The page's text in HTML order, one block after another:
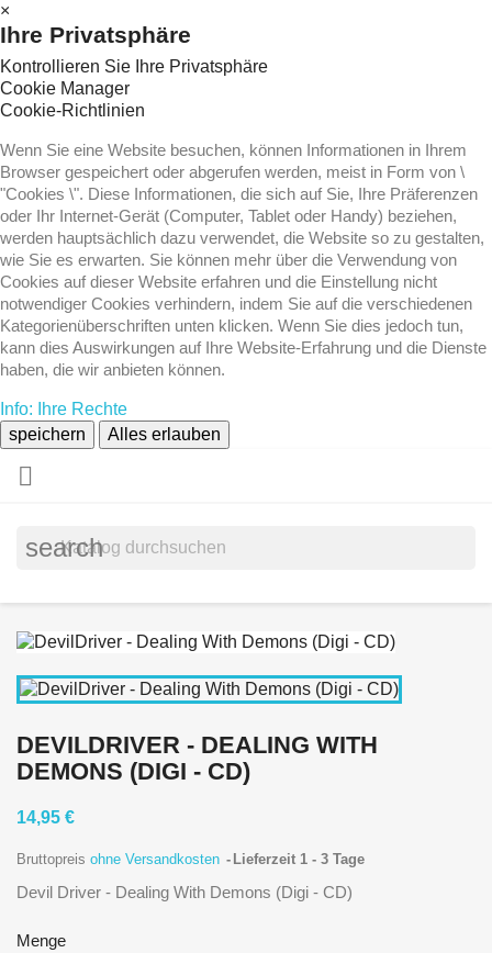
×
Ihre Privatsphäre
Kontrollieren Sie Ihre Privatsphäre
Cookie Manager
Cookie-Richtlinien
Wenn Sie eine Website besuchen, können Informationen in Ihrem
Browser gespeichert oder abgerufen werden, meist in Form von \
"Cookies \". Diese Informationen, die sich auf Sie, Ihre Präferenzen
oder Ihr Internet-Gerät (Computer, Tablet oder Handy) beziehen,
werden hauptsächlich dazu verwendet, die Website so zu gestalten,
wie Sie es erwarten. Sie können mehr über die Verwendung von
Cookies auf dieser Website erfahren und die Einstellung nicht
notwendiger Cookies verhindern, indem Sie auf die verschiedenen
Kategorienüberschriften unten klicken. Wenn Sie dies jedoch tun,
kann dies Auswirkungen auf Ihre Website-Erfahrung und die Dienste
haben, die wir anbieten können.
Info: Ihre Rechte
speichern
Alles erlauben

search
DEVILDRIVER - DEALING WITH
DEMONS (DIGI - CD)
14,95 €
Bruttopreis ohne Versandkosten Lieferzeit 1 - 3 Tage
Devil Driver - Dealing With Demons (Digi - CD)
Menge